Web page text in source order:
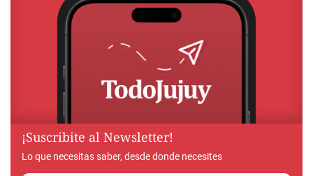
¡Suscribite al Newsletter!
Lo que necesitas saber, desde donde necesites